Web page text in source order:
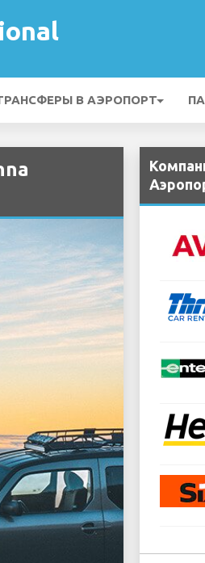
В АЭРОПОРТ